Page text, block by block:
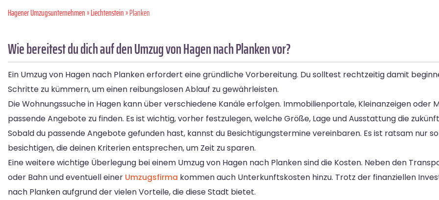
Hagener Umzugsunternehmen»Liechtenstein» Planken
Wie bereitest du dich auf den Umzug von Hagen nach Planken vor?
Ein Umzug von Hagen nach Planken erfordert eine gründliche Vorbereitung. Du solltest rechtzeitig damit
Schritte zu kümmern, um einen reibungslosen Ablauf zu gewährleisten.
Die Wohnungssuche in Hagen kann über verschiedene Kanäle erfolgen. Immobilienportale, Kleinanzeigen oder
passende Angebote zu finden. Es ist wichtig, vorher festzulegen, welche Größe, Lage und Ausstattung die
Sobald du passende Angebote gefunden hast, kannst du Besichtigungstermine vereinbaren. Es ist ratsam nur
besichtigen, die deinen Kriterien entsprechen, um Zeit zu sparen.
Eine weitere wichtige Überlegung bei einem Umzug von Hagen nach Planken sind die Kosten. Neben den
oder Bahn und eventuell einer Umzugsfirma kommen auch Unterkunftskosten hinzu. Trotz der finanziellen
nach Planken aufgrund der vielen Vorteile, die diese Stadt bietet.